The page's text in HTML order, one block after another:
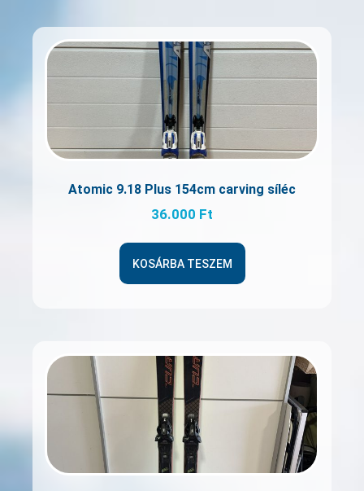
Atomic 9.18 Plus 154cm carving síléc
36.000 Ft
KOSÁRBA TESZEM